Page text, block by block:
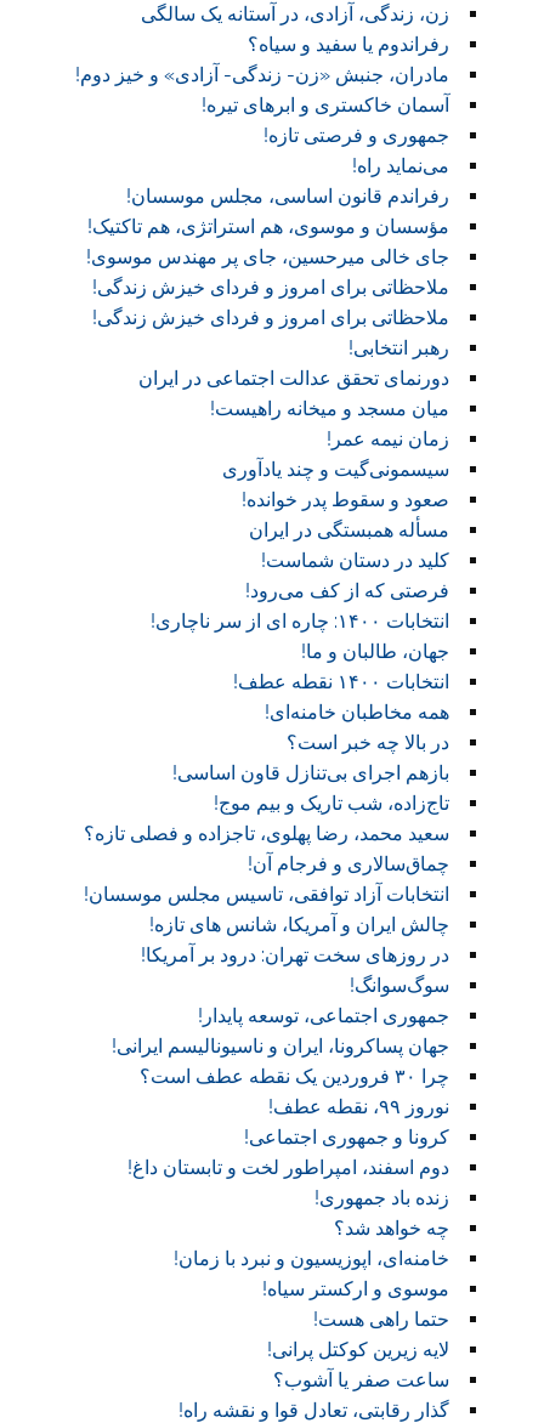
زن، زندگی، آزادی، در آستانه یک سالگی
رفراندوم یا سفید و سیاه؟
مادران، جنبش «زن- زندگی- آزادی» و خیز دوم!
آسمان خاکستری و ابر‌های تیره!
جمهوری و فرصتی تازه!
می‌نماید راه!
رفراندم قانون اساسی، مجلس موسسان!
مؤسسان و موسوی، هم استراتژی، هم تاکتیک!
جای خالی میرحسین، جای پر مهندس موسوی!
ملاحظاتی برای امروز و فردای خیزش زندگی!
ملاحظاتی برای امروز و فردای خیزش زندگی!
رهبر انتخابی!
دورنمای تحقق عدالت اجتماعی در ایران
میان مسجد و میخانه راهیست!‏
زمان نیمه عمر!‏
سیسمونی‌گیت و چند یادآوری
صعود و سقوط پدر خوانده!‏
مسأله همبستگی در ایران
کلید در دستان شماست!‏
فرصتی که از کف می‌رود!
انتخابات ۱۴۰۰: چاره ای از سر ناچاری!
جهان، طالبان و ما!
انتخابات ۱۴۰۰ نقطه عطف!‏
همه مخاطبان خامنه‌ای!
در بالا چه خبر است؟‎ ‎
بازهم اجرای بی‌تنازل قاون اساسی!
تاج‌زاده، شب تاریک و بیم موج!
سعید محمد، رضا پهلوی، تاجزاده و فصلی تازه؟
چماق‌سالاری و فرجام آن!‏
انتخابات آزاد توافقی، تاسیس مجلس موسسان!‏
چالش ایران و آمریکا، شانس های تازه!
در روز‌های سخت تهران: درود بر آمریکا!
سوگ‌‌سوانگ!‏
جمهوری اجتماعی، توسعه پایدار!
جهان پساکرونا، ایران و ناسیونالیسم ایرانی!
چرا ۳۰ فروردین یک نقطه عطف است؟
نوروز ۹۹، نقطه عطف!‏
کرونا و جمهوری اجتماعی!‏
دوم اسفند، امپراطور لخت و تابستان داغ!
زنده باد جمهوری!
چه خواهد شد؟
خامنه‌ای، اپوزیسیون و نبرد با زمان!
موسوی و ارکستر سیاه!
حتما راهی هست!
لایه زیرین کوکتل پرانی!
ساعت صفر یا آشوب؟
گذار رقابتی، تعادل قوا و نقشه راه!‏